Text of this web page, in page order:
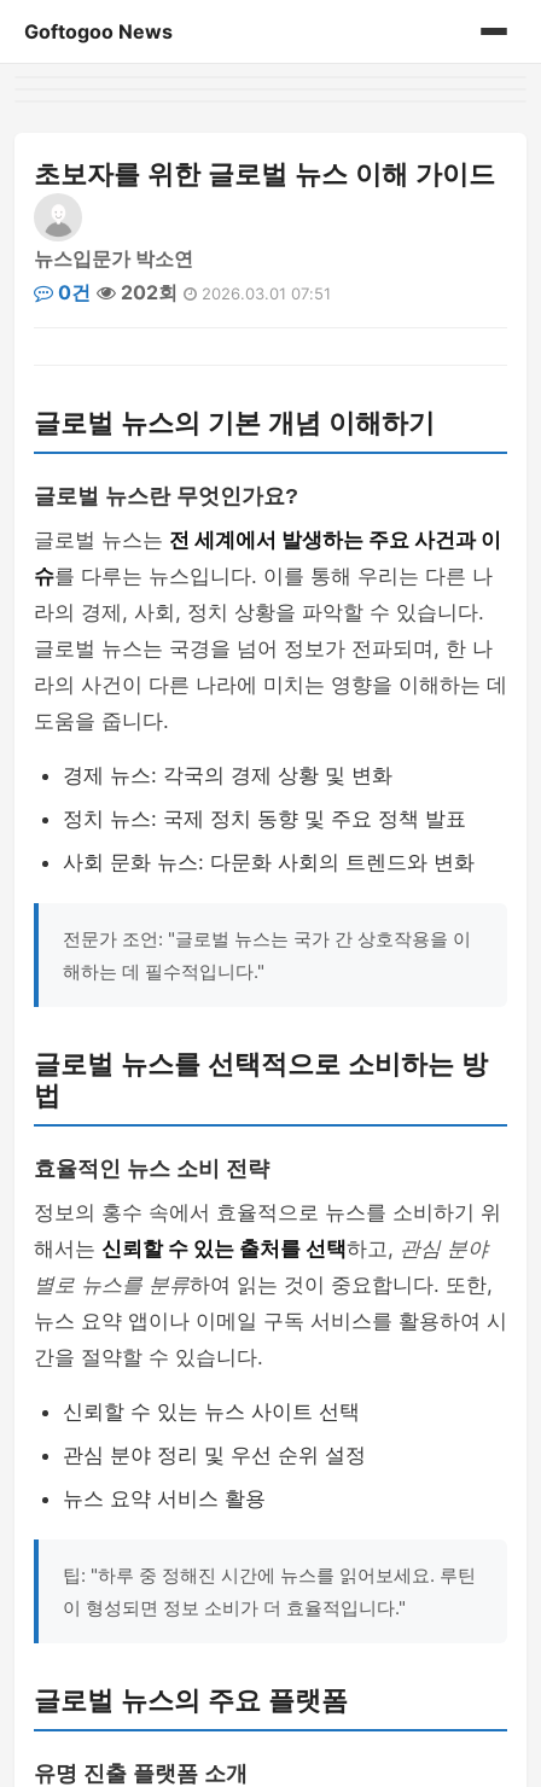
Goftogoo News
초보자를 위한 글로벌 뉴스 이해 가이드
뉴스입문가 박소연
0건
202회 2026.03.01 07:51
글로벌 뉴스의 기본 개념 이해하기
글로벌 뉴스란 무엇인가요?
글로벌 뉴스는 전 세계에서 발생하는 주요 사건과 이
슈를 다루는 뉴스입니다. 이를 통해 우리는 다른 나
라의 경제, 사회, 정치 상황을 파악할 수 있습니다.
글로벌 뉴스는 국경을 넘어 정보가 전파되며, 한 나
라의 사건이 다른 나라에 미치는 영향을 이해하는 데
도움을 줍니다.
경제 뉴스: 각국의 경제 상황 및 변화
정치 뉴스: 국제 정치 동향 및 주요 정책 발표
사회 문화 뉴스: 다문화 사회의 트렌드와 변화
전문가 조언: "글로벌 뉴스는 국가 간 상호작용을 이
해하는 데 필수적입니다."
글로벌 뉴스를 선택적으로 소비하는 방
법
효율적인 뉴스 소비 전략
정보의 홍수 속에서 효율적으로 뉴스를 소비하기 위
해서는 신뢰할 수 있는 출처를 선택하고, 관심 분야
별로 뉴스를 분류하여 읽는 것이 중요합니다. 또한,
뉴스 요약 앱이나 이메일 구독 서비스를 활용하여 시
간을 절약할 수 있습니다.
신뢰할 수 있는 뉴스 사이트 선택
관심 분야 정리 및 우선 순위 설정
뉴스 요약 서비스 활용
팁: "하루 중 정해진 시간에 뉴스를 읽어보세요. 루틴
이 형성되면 정보 소비가 더 효율적입니다."
글로벌 뉴스의 주요 플랫폼
유명 진출 플랫폼 소개